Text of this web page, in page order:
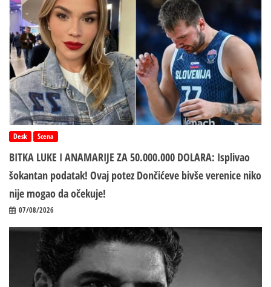
Desk Scena
BITKA LUKE I ANAMARIJE ZA 50.000.000 DOLARA: Isplivao
šokantan podatak! Ovaj potez Dončićeve bivše verenice niko
nije mogao da očekuje!
07/08/2026